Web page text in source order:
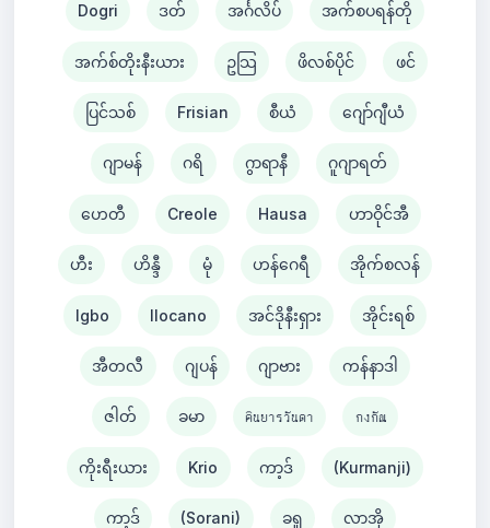
Dogri ဒတ် အင်္ဂလိပ် အက်စပရန်တို
အက်စ်တိုးနီးယား ဥသြ ဖိလစ်ပိုင် ဖင်
ပြင်သစ် Frisian စီယံ ​​ ဂျော်ဂျီယံ
ဂျာမန် ဂရိ ဂွာရာနီ ဂူဂျာရတ်
ဟေတီ Creole Hausa ဟာဝိုင်အီ
ဟီး ဟိန္ဒီ မုံ ဟန်ဂေရီ အိုက်စလန်
Igbo Ilocano အင်ဒိုနီးရှား အိုင်းရစ်
အီတလီ ဂျပန် ဂျာဗား ကန်နာဒါ
ဇါတ် ခမာ คินยารวันดา กงกัณ
ကိုးရီးယား Krio ကာ့ဒ် (Kurmanji)
ကာ့ဒ် (Sorani) ခရူ လာအို